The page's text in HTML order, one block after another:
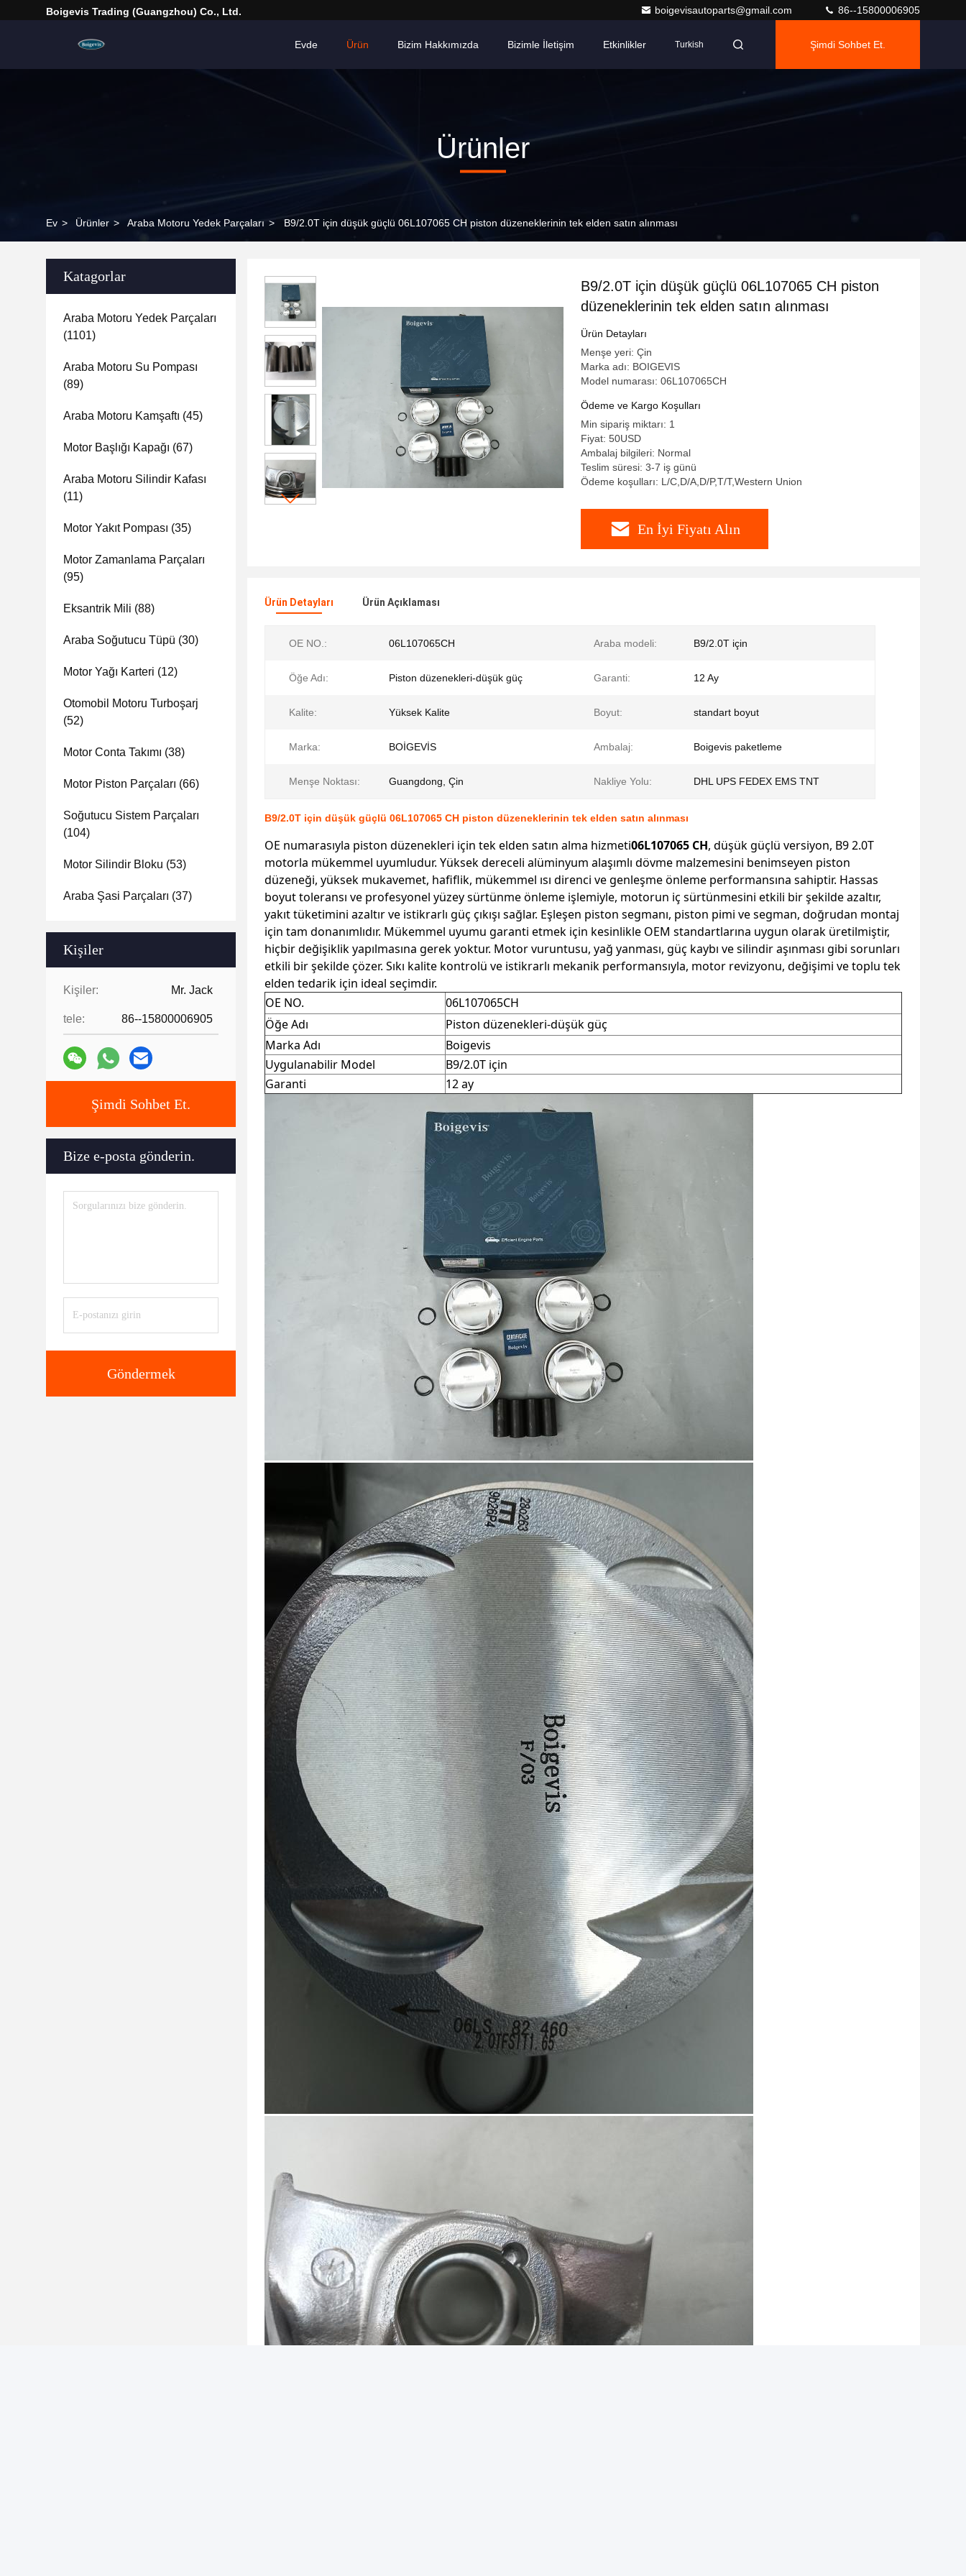
Boigevis Trading (guangzhou) Co., Ltd. boigevisautoparts@gmail.com 86--15800006905
Evde Ürün Bizim Hakkımızda Bizimle İletişim Etkinlikler Turkish Şimdi Sohbet Et.
Ürünler
Ev > Ürünler > Araba Motoru Yedek Parçaları > B9/2.0T için düşük güçlü 06L107065 CH piston düzeneklerinin tek elden satın alınması
Katagorlar
Araba Motoru Yedek Parçaları
(1101)
Araba Motoru Su Pompası
(89)
Araba Motoru Kamşaftı (45)
Motor Başlığı Kapağı (67)
Araba Motoru Silindir Kafası
(11)
Motor Yakıt Pompası (35)
Motor Zamanlama Parçaları
(95)
Eksantrik Mili (88)
Araba Soğutucu Tüpü (30)
Motor Yağı Karteri (12)
Otomobil Motoru Turboşarj
(52)
Motor Conta Takımı (38)
Motor Piston Parçaları (66)
Soğutucu Sistem Parçaları
(104)
Motor Silindir Bloku (53)
Araba Şasi Parçaları (37)
Kişiler
Kişiler: Mr. Jack
tele: 86--15800006905
Şimdi Sohbet Et.
Bize e-posta gönderin.
Göndermek
B9/2.0T için düşük güçlü 06L107065 CH piston
düzeneklerinin tek elden satın alınması
Ürün Detayları
Menşe yeri: Çin
Marka adı: BOIGEVIS
Model numarası: 06L107065CH
Ödeme ve Kargo Koşulları
Min sipariş miktarı: 1
Fiyat: 50USD
Ambalaj bilgileri: Normal
Teslim süresi: 3-7 iş günü
Ödeme koşulları: L/C,D/A,D/P,T/T,Western Union
En İyi Fiyatı Alın
Ürün Detayları Ürün Açıklaması
OE NO.: 06L107065CH Araba modeli: B9/2.0T için
Öğe Adı: Piston düzenekleri-düşük güç Garanti: 12 Ay
Kalite: Yüksek Kalite Boyut: standart boyut
Marka: BOİGEVİS Ambalaj: Boigevis paketleme
Menşe Noktası: Guangdong, Çin Nakliye Yolu: DHL UPS FEDEX EMS TNT
B9/2.0T için düşük güçlü 06L107065 CH piston düzeneklerinin tek elden satın alınması
OE numarasıyla piston düzenekleri için tek elden satın alma hizmeti06L107065 CH, düşük güçlü versiyon, B9 2.0T
motorla mükemmel uyumludur. Yüksek dereceli alüminyum alaşımlı dövme malzemesini benimseyen piston
düzeneği, yüksek mukavemet, hafiflik, mükemmel ısı direnci ve genleşme önleme performansına sahiptir. Hassas
boyut toleransı ve profesyonel yüzey sürtünme önleme işlemiyle, motorun iç sürtünmesini etkili bir şekilde azaltır,
yakıt tüketimini azaltır ve istikrarlı güç çıkışı sağlar. Eşleşen piston segmanı, piston pimi ve segman, doğrudan montaj
için tam donanımlıdır. Mükemmel uyumu garanti etmek için kesinlikle OEM standartlarına uygun olarak üretilmiştir,
hiçbir değişiklik yapılmasına gerek yoktur. Motor vuruntusu, yağ yanması, güç kaybı ve silindir aşınması gibi sorunları
etkili bir şekilde çözer. Sıkı kalite kontrolü ve istikrarlı mekanik performansıyla, motor revizyonu, değişimi ve toplu tek
elden tedarik için ideal seçimdir.
OE NO.
06L107065CH
Öğe Adı
Piston düzenekleri-düşük güç
Marka Adı
Boigevis
Uygulanabilir Model
B9/2.0T için
Garanti
12 ay